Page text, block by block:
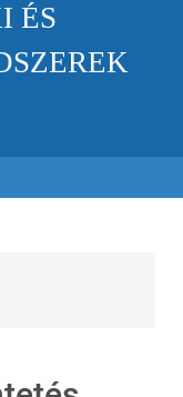
ÉS